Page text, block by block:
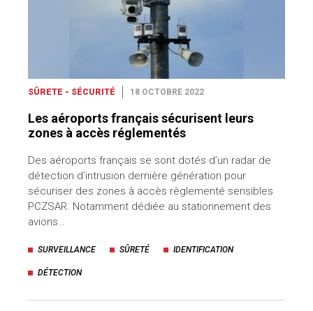
SÛRETE - SÉCURITÉ 18 OCTOBRE 2022
Les aéroports français sécurisent leurs
zones à accès réglementés
Des aéroports français se sont dotés d’un radar de
détection d’intrusion dernière génération pour
sécuriser des zones à accès règlementé sensibles
PCZSAR. Notamment dédiée au stationnement des
avions…
SURVEILLANCE SÛRETÉ IDENTIFICATION
DÉTECTION